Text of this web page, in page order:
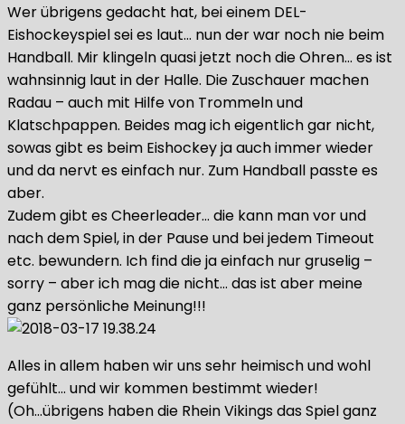
Wer übrigens gedacht hat, bei einem DEL-
Eishockeyspiel sei es laut… nun der war noch nie beim
Handball. Mir klingeln quasi jetzt noch die Ohren… es ist
wahnsinnig laut in der Halle. Die Zuschauer machen
Radau – auch mit Hilfe von Trommeln und
Klatschpappen. Beides mag ich eigentlich gar nicht,
sowas gibt es beim Eishockey ja auch immer wieder
und da nervt es einfach nur. Zum Handball passte es
aber.
Zudem gibt es Cheerleader… die kann man vor und
nach dem Spiel, in der Pause und bei jedem Timeout
etc. bewundern. Ich find die ja einfach nur gruselig –
sorry – aber ich mag die nicht… das ist aber meine
ganz persönliche Meinung!!!
Alles in allem haben wir uns sehr heimisch und wohl
gefühlt… und wir kommen bestimmt wieder!
(Oh…übrigens haben die Rhein Vikings das Spiel ganz